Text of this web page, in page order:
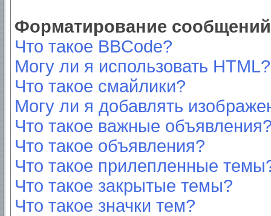
Форматирование
Что такое BBCode?
Могу ли я использовать HTML?
Что такое смайлики?
Могу ли я добавлять
Что такое важные
Что такое объявления?
Что такое прилепленные
Что такое закрытые темы?
Что такое значки тем?